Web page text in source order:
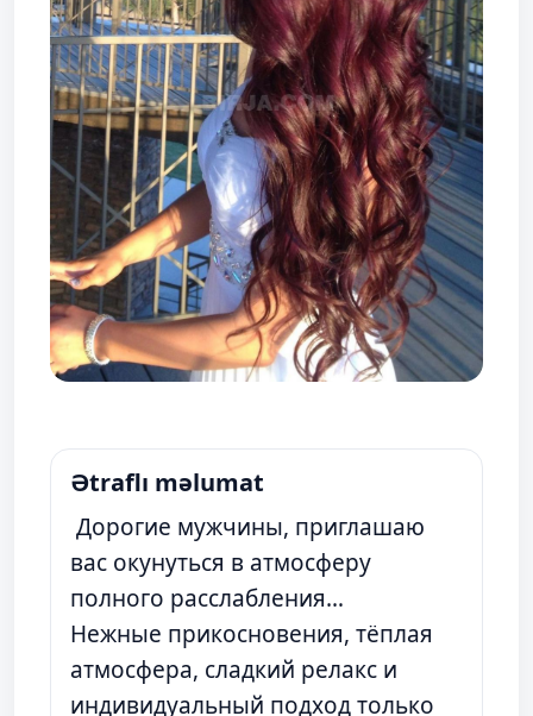
Ətraflı məlumat
Дорогие мужчины, приглашаю
вас окунуться в атмосферу
полного расслабления…
Нежные прикосновения, тёплая
атмосфера, сладкий релакс и
индивидуальный подход только